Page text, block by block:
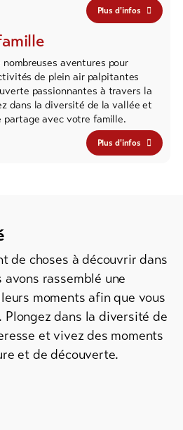
Plus d'infos
aventures pour
de plein air palpitantes
passionnantes à travers la
dans la diversité de la vallée et
partage avec votre famille.
Plus d'infos
de choses à découvrir dans
rassemblé une
moments afin que vous
Plongez dans la diversité de
et vivez des moments
et de découverte.